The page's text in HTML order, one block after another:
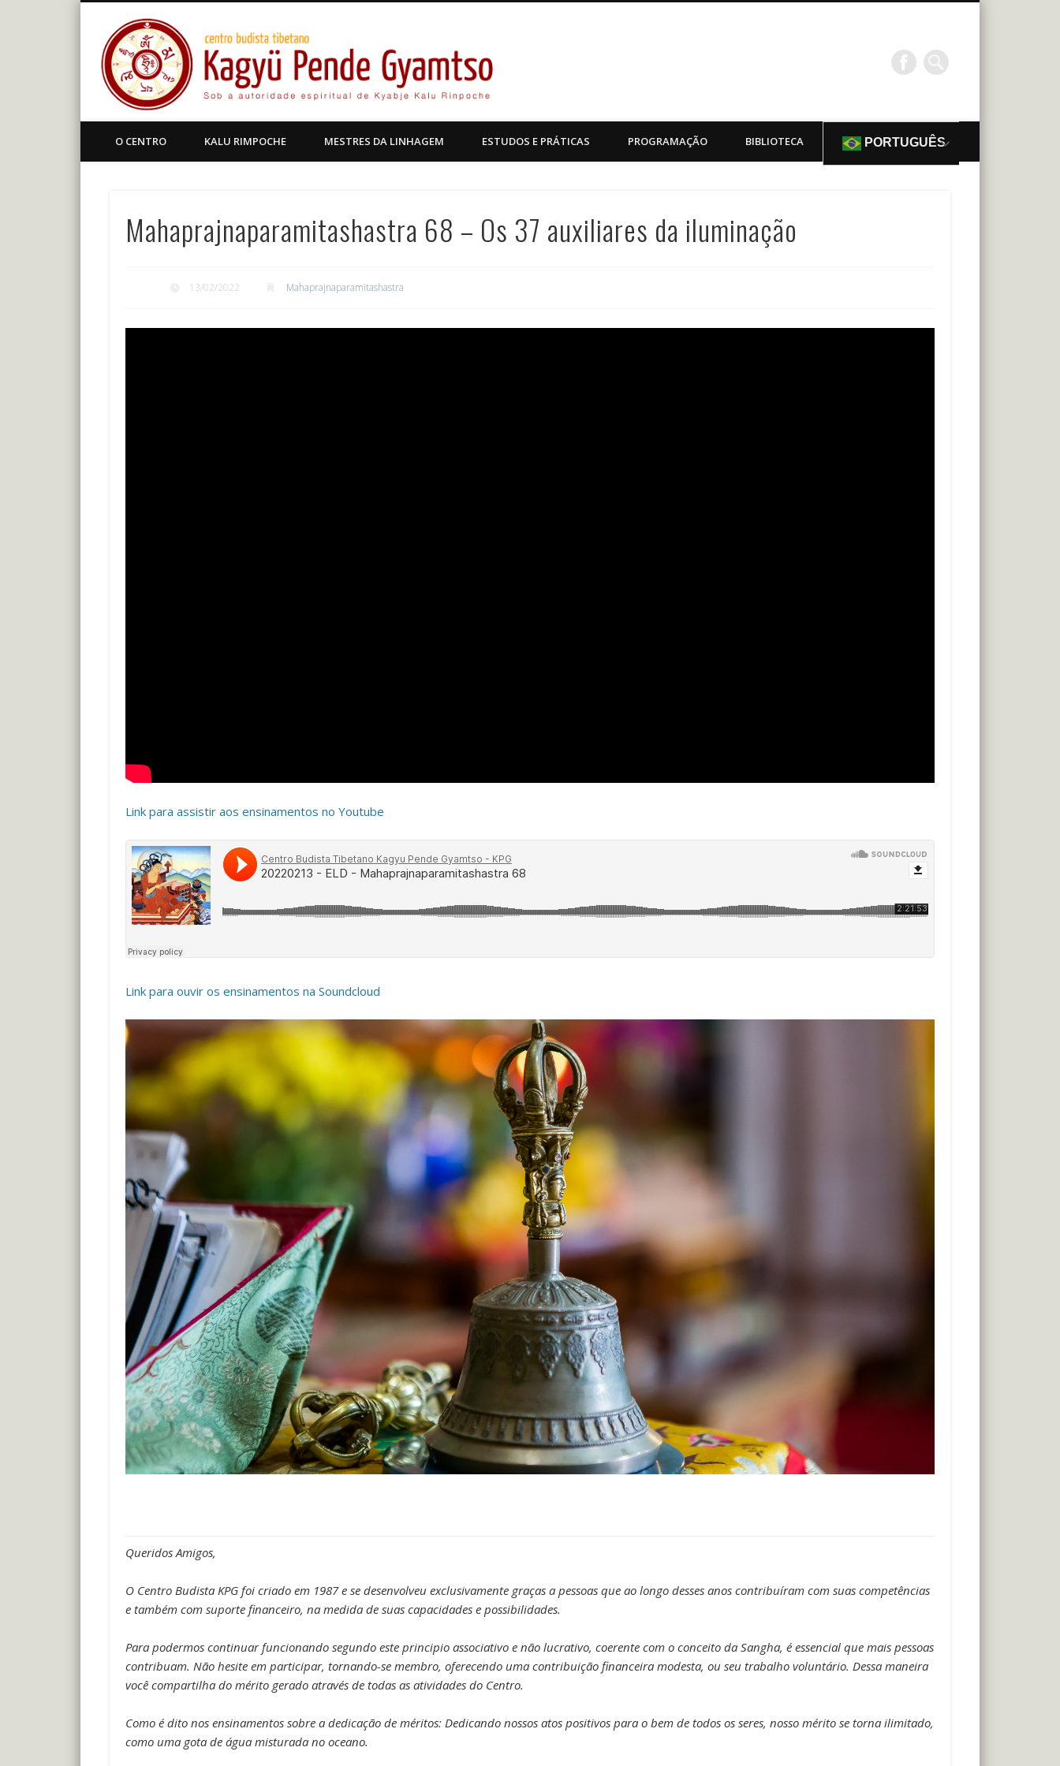
Kagyu Pende Gyamtso
Centro Budista Tibetano
Facebook
O CENTRO KALU RIMPOCHE MESTRES DA LINHAGEM ESTUDOS E PRÁTICAS PROGRAMAÇÃO BIBLIOTECA PORTUGUÊS
Mahaprajnaparamitashastra 68 – Os 37 auxiliares da iluminação
13/02/2022 Mahaprajnaparamitashastra
Link para assistir aos ensinamentos no Youtube
Link para ouvir os ensinamentos na Soundcloud
Queridos Amigos,
O Centro Budista KPG foi criado em 1987 e se desenvolveu exclusivamente graças a pessoas que ao longo desses anos contribuíram com suas competências
e também com suporte financeiro, na medida de suas capacidades e possibilidades.
Para podermos continuar funcionando segundo este principio associativo e não lucrativo, coerente com o conceito da Sangha, é essencial que mais pessoas
contribuam. Não hesite em participar, tornando-se membro, oferecendo uma contribuição financeira modesta, ou seu trabalho voluntário. Dessa maneira
você compartilha do mérito gerado através de todas as atividades do Centro.
Como é dito nos ensinamentos sobre a dedicação de méritos: Dedicando nossos atos positivos para o bem de todos os seres, nosso mérito se torna ilimitado,
como uma gota de água misturada no oceano.